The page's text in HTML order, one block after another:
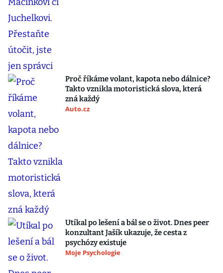
Proč říkáme volant, kapota nebo dálnice?
Takto vznikla motoristická slova, která
zná každý
Auto.cz
Utíkal po lešení a bál se o život. Dnes peer
konzultant Jašík ukazuje, že cesta z
psychózy existuje
Moje Psychologie